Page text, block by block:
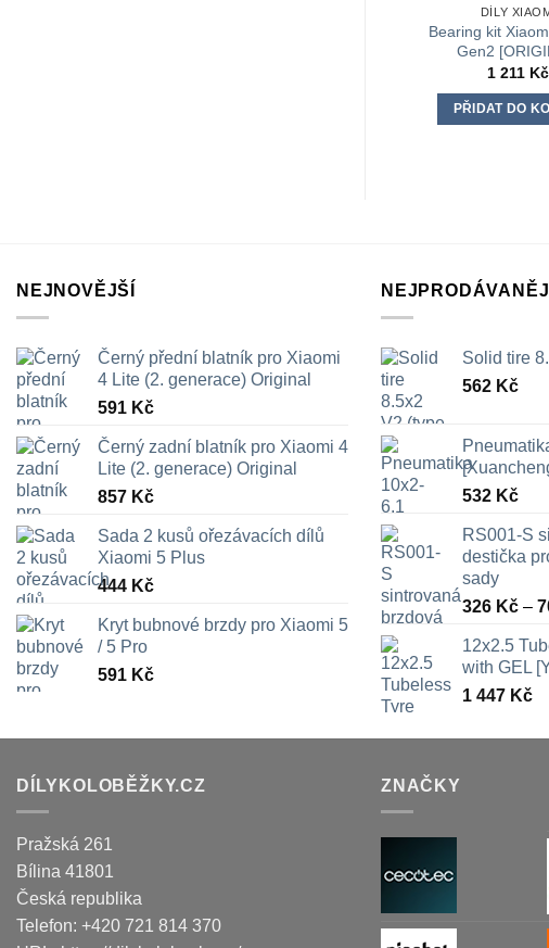
DÍLY
Bearing kit
Gen2
1 211 Kč
PŘIDAT DO
NEJNOVĚJŠÍ
Černý přední blatník pro Xiaomi
4 Lite (2. generace) Original
591 Kč
Černý zadní blatník pro Xiaomi 4
Lite (2. generace) Original
857 Kč
Sada 2 kusů ořezávacích dílů
Xiaomi 5 Plus
444 Kč
Kryt bubnové brzdy pro Xiaomi 5
/ 5 Pro
591 Kč
Solid tire
562 Kč
532 Kč
RS001-S
destička
sady
326 Kč –
12x2.5
with GEL
1 447 Kč
DÍLYKOLOBĚŽKY.CZ
Pražská 261
Bílina 41801
Česká republika
Telefon: +420 721 814 370
ZNAČKY